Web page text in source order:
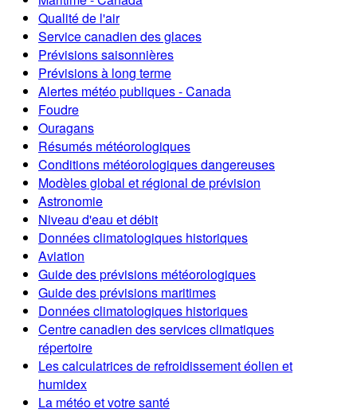
Qualité de l'air
Service canadien des glaces
Prévisions saisonnières
Prévisions à long terme
Alertes météo publiques - Canada
Foudre
Ouragans
Résumés météorologiques
Conditions météorologiques dangereuses
Modèles global et régional de prévision
Astronomie
Niveau d'eau et débit
Données climatologiques historiques
Aviation
Guide des prévisions météorologiques
Guide des prévisions maritimes
Données climatologiques historiques
Centre canadien des services climatiques
répertoire
Les calculatrices de refroidissement éolien et
humidex
La météo et votre santé